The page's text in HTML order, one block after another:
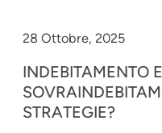
28 Ottobre, 2025
INDEBITAMENTO E
STRATEGIE?